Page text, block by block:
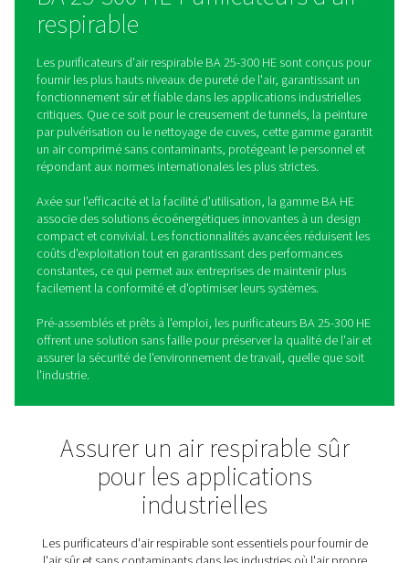
BA 25-300 HE Purificateurs
respirable
Les purificateurs d'air respirable BA 25-300 HE sont